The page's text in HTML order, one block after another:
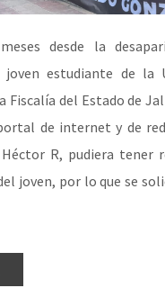
desde la
joven estudiante de la
Fiscalía del Estado de
de internet y de
R, pudiera tener
joven, por lo que se